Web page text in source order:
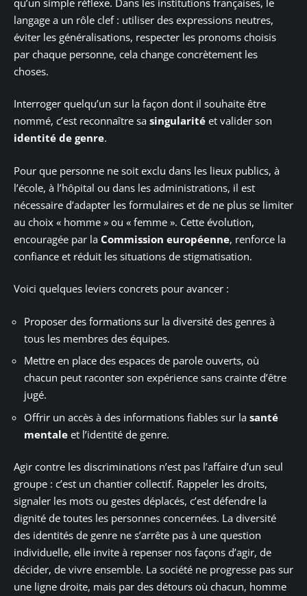
langage a un rôle clef : utiliser des expressions neutres,
éviter les généralisations, respecter les pronoms choisis
par chaque personne, cela change concrètement les
choses.
Interroger quelqu’un sur la façon dont il souhaite être
nommé, c’est reconnaître sa singularité et valider son
identité de genre.
Pour que personne ne soit exclu dans les lieux publics, à
l’école, à l’hôpital ou dans les administrations, il est
nécessaire d’adapter les formulaires et de ne plus se limiter
au choix « homme » ou « femme ». Cette évolution,
encouragée par la Commission européenne, renforce la
confiance et réduit les situations de stigmatisation.
Voici quelques leviers concrets pour avancer :
Proposer des formations sur la diversité des genres à
tous les membres des équipes.
Mettre en place des espaces de parole ouverts, où
chacun peut raconter son expérience sans crainte d’être
jugé.
Offrir un accès à des informations fiables sur la santé
mentale et l’identité de genre.
Agir contre les discriminations n’est pas l’affaire d’un seul
groupe : c’est un chantier collectif. Rappeler les droits,
signaler les mots ou gestes déplacés, c’est défendre la
dignité de toutes les personnes concernées. La diversité
des identités de genre ne s’arrête pas à une question
individuelle, elle invite à repenser nos façons d’agir, de
décider, de vivre ensemble. La société ne progresse pas sur
une ligne droite, mais par des détours où chacun, homme